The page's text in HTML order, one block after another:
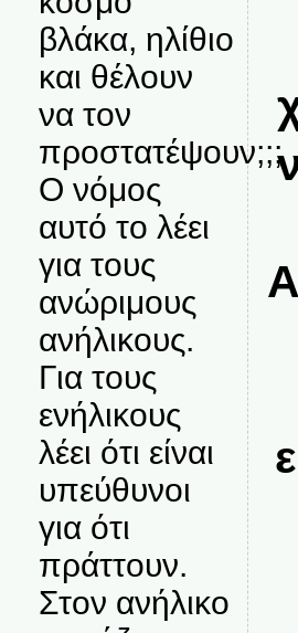
βλάκα, ηλίθιο
και θέλουν
να τον
προστατέψουν;;;
Ο νόμος
αυτό το λέει
για τους
ανώριμους
ανήλικους.
Για τους
ενήλικους
λέει ότι είναι
υπεύθυνοι
για ότι
πράττουν.
Στον ανήλικο